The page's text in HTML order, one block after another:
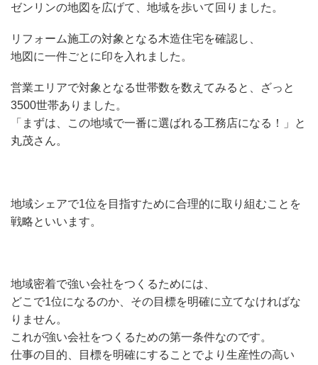
ゼンリンの地図を広げて、地域を歩いて回りました。
リフォーム施工の対象となる木造住宅を確認し、
地図に一件ごとに印を入れました。
営業エリアで対象となる世帯数を数えてみると、ざっと
3500世帯ありました。
「まずは、この地域で一番に選ばれる工務店になる！」と
丸茂さん。
地域シェアで1位を目指すために合理的に取り組むことを
戦略といいます。
地域密着で強い会社をつくるためには、
どこで1位になるのか、その目標を明確に立てなければな
りません。
これが強い会社をつくるための第一条件なのです。
仕事の目的、目標を明確にすることでより生産性の高い